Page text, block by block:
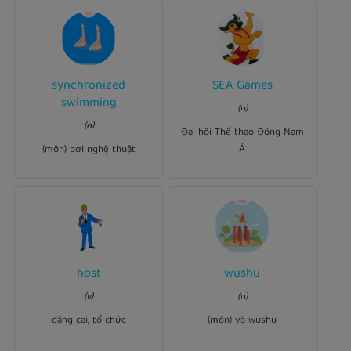
synchronized
swimming
(n)
(môn) bơi nghệ thuật
Ví dụ:
He's a great enthusiast for
synchronized
SEA Games
(n)
Đại hội Thể thao Đông Nam
Á
Ví dụ:
The 22nd SEA Games was
believed to have been very
successful.
host
(v)
đăng cai, tổ chức
Ví dụ:
My company will
wushu
(n)
(môn) võ wushu
Ví dụ:
Other sports are karatedo,
athletics, bodybuilding and
wushu